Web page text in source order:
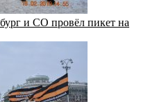
и СО провёл пикет на